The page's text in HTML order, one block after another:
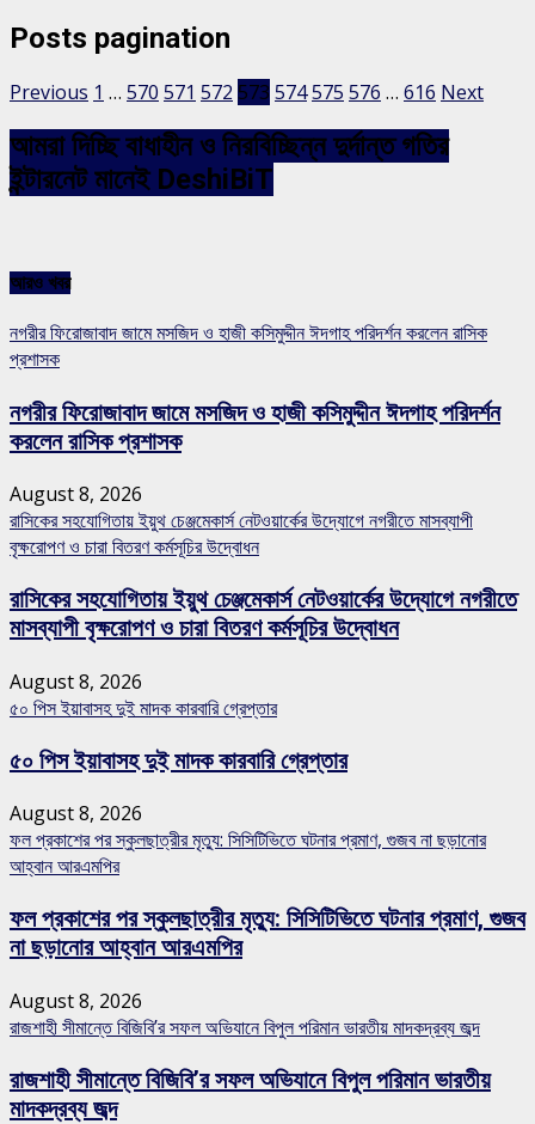
Posts pagination
Previous 1 … 570 571 572 573 574575 576 … 616 Next
আমরা দিচ্ছি বাধাহীন ও নিরবিচ্ছিন্ন দুর্দান্ত গতির
ইন্টারনেট মানেই DeshiBiT
আরও খবর
নগরীর ফিরোজাবাদ জামে মসজিদ ও হাজী কসিমুদ্দীন ঈদগাহ পরিদর্শন করলেন রাসিক
প্রশাসক
নগরীর ফিরোজাবাদ জামে মসজিদ ও হাজী কসিমুদ্দীন ঈদগাহ পরিদর্শন
করলেন রাসিক প্রশাসক
August 8, 2026
রাসিকের সহযোগিতায় ইয়ুথ চেঞ্জমেকার্স নেটওয়ার্কের উদ্যোগে নগরীতে মাসব্যাপী
বৃক্ষরোপণ ও চারা বিতরণ কর্মসূচির উদ্বোধন
রাসিকের সহযোগিতায় ইয়ুথ চেঞ্জমেকার্স নেটওয়ার্কের উদ্যোগে নগরীতে
মাসব্যাপী বৃক্ষরোপণ ও চারা বিতরণ কর্মসূচির উদ্বোধন
August 8, 2026
৫০ পিস ইয়াবাসহ দুই মাদক কারবারি গ্রেপ্তার
৫০ পিস ইয়াবাসহ দুই মাদক কারবারি গ্রেপ্তার
August 8, 2026
ফল প্রকাশের পর স্কুলছাত্রীর মৃত্যু: সিসিটিভিতে ঘটনার প্রমাণ, গুজব না ছড়ানোর
আহ্বান আরএমপির
ফল প্রকাশের পর স্কুলছাত্রীর মৃত্যু: সিসিটিভিতে ঘটনার প্রমাণ, গুজব
না ছড়ানোর আহ্বান আরএমপির
August 8, 2026
রাজশাহী সীমান্তে বিজিবি’র সফল অভিযানে বিপুল পরিমান ভারতীয় মাদকদ্রব্য জব্দ
রাজশাহী সীমান্তে বিজিবি’র সফল অভিযানে বিপুল পরিমান ভারতীয়
মাদকদ্রব্য জব্দ